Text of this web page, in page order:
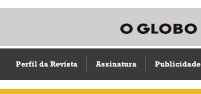
Perfil da Revista Assinatura Publicidade